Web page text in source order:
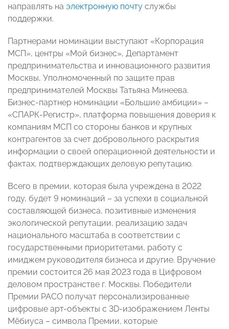
направлять на электронную почту службы
поддержки.
Партнерами номинации выступают «Корпорация
МСП», центры «Мой бизнес», Департамент
предпринимательства и инновационного развития
Москвы, Уполномоченный по защите прав
предпринимателей Москвы Татьяна Минеева.
Бизнес-партнер номинации «Большие амбиции» –
«СПАРК-Регистр», платформа повышения доверия к
компаниям МСП со стороны банков и крупных
контрагентов за счет добровольного раскрытия
информации о своей операционной деятельности и
фактах, подтверждающих деловую репутацию.
Всего в премии, которая была учреждена в 2022
году, будет 9 номинаций – за успехи в социальной
составляющей бизнеса, позитивные изменения
экологической репутации, реализацию задач
национального масштаба в соответствии с
государственными приоритетами, работу с
имиджем руководителя бизнеса и другие. Вручение
премии состоится 26 мая 2023 года в Цифровом
деловом пространстве г. Москвы. Победители
Премии РАСО получат персонализированные
цифровые арт-объекты с 3D-изображением Ленты
Мёбиуса – символа Премии, которые